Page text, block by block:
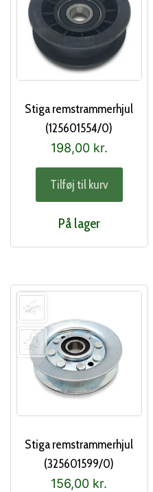
Stiga remstrammerhjul
(125601554/0)
198,00 kr.
Tilføj til kurv
På lager
Stiga remstrammerhjul
(325601599/0)
156,00 kr.